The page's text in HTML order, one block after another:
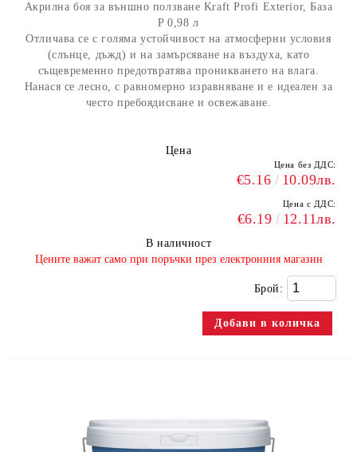
Акрилна боя за външно ползване Kraft Profi Exterior, База
P 0,98 л
Отличава се с голяма устойчивост на атмосферни условия
(слънце, дъжд) и на замърсяване на въздуха, като
същевременно предотвратява проникването на влага.
Нанася се лесно, с равномерно изравняване и е идеален за
често пребоядисване и освежаване.
Цена
Цена без ДДС:
€5.16 10.09лв.
Цена с ДДС:
€6.19 12.11лв.
В наличност
​Цените важат само при поръчки през електронния магазин
Брой: